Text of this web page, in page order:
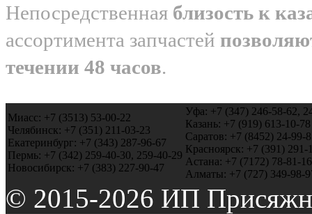
Непосредственная близость к
ассортимента запчастей
течении 48 часов.
Миасс: +7 (3513) 53-00-22
Челябинск: +7 (351) 211-03-23
Екатеринбург: +7 (343) 287-96-67
Пермь: +7 (342) 259-40-30, 259-40-29
Новосибирск: +7 (383) 227-90-47
Уфа: +7 (347) 246-58-62,
Казань: +7 (919) 613-10-78
Саратов: +7 (8452) 24-99-
Красноярск: +7 (391) 291-
Астана: +7 (7172) 78-81-16
Алматы: +7 (727) 349-98-
© 2015-2026 ИП